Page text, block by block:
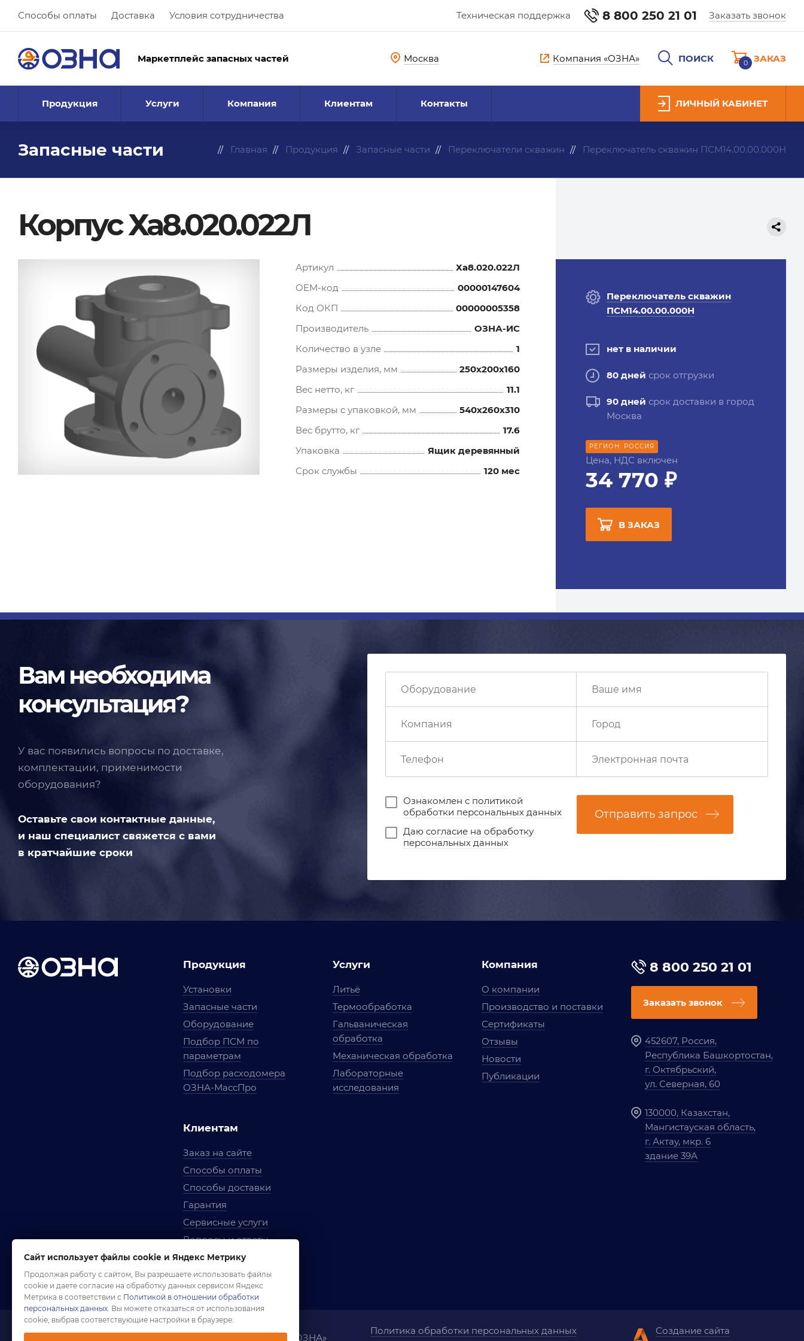
Способы оплаты Доставка Условия сотрудничества Техническая поддержка 8 800 250 21 01 Заказать звонок
Маркетплейс запасных частей Москва Компания «ОЗНА» ПОИСК 0 ЗАКАЗ
Продукция Услуги Компания Клиентам Контакты ЛИЧНЫЙ КАБИНЕТ
Запасные части Главная Продукция Запасные части Переключатели скважин Переключатель скважин ПСМ14.00.00.000Н
Корпус Ха8.020.022Л
Артикул
Ха8.020.022Л
OEM-код
00000147604
Код ОКП
00000005358
Производитель
ОЗНА-ИС
Количество в узле
1
Размеры изделия, мм
250x200x160
Вес нетто, кг
11.1
Размеры с упаковкой, мм
540x260x310
Вес брутто, кг
17.6
Упаковка
Ящик деревянный
Срок службы
120 мес
Переключатель скважин
ПСМ14.00.00.000Н
нет в наличии
80 дней срок отгрузки
90 дней срок доставки в город
Москва
РЕГИОН: РОССИЯ
Цена, НДС включен
34 770 ₽
В ЗАКАЗ
Вам необходима
консультация?
У вас появились вопросы по доставке,
комплектации, применимости
оборудования?
Оставьте свои контактные данные,
и наш специалист свяжется с вами
в кратчайшие сроки
Ознакомлен с политикой
обработки персональных данных
Даю согласие на обработку
персональных данных
Отправить запрос
Продукция
Установки
Запасные части
Оборудование
Подбор ПСМ по
параметрам
Подбор расходомера
ОЗНА-МассПро
Клиентам
Заказ на сайте
Способы оплаты
Способы доставки
Гарантия
Сервисные услуги
Вопросы и ответы
Условия сотрудничества
Правила использования
Услуги
Литьё
Термообработка
Гальваническая
обработка
Механическая обработка
Лабораторные
исследования
Компания
О компании
Производство и поставки
Сертификаты
Отзывы
Новости
Публикации
8 800 250 21 01
Заказать звонок
452607, Россия,
Республика Башкортостан,
г. Октябрьский,
ул. Северная, 60
130000, Казахстан,
Мангистауская область,
г. Актау, мкр. 6
здание 39А
Компания «ОЗНА»
Политика обработки персональных данных
Создание сайта
Сайт использует файлы cookie и Яндекс Метрику
Продолжая работу с сайтом, Вы разрешаете использовать файлы
cookie и даете согласие на обработку данных сервисом Яндекс
Метрика в соответствии с Политикой в отношении обработки
персональных данных. Вы можете отказаться от использования
cookie, выбрав соответствующие настройки в браузере.